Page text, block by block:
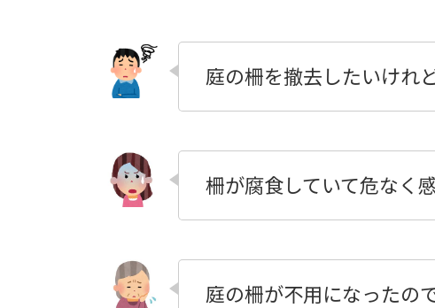
庭の柵を撤去したいけれ
柵が腐食していて危なく
庭の柵が不用になったの